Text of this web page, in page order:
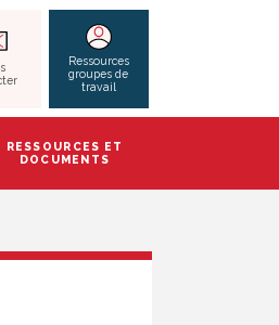
Ressources
groupes de
travail
RESSOURCES ET
DOCUMENTS